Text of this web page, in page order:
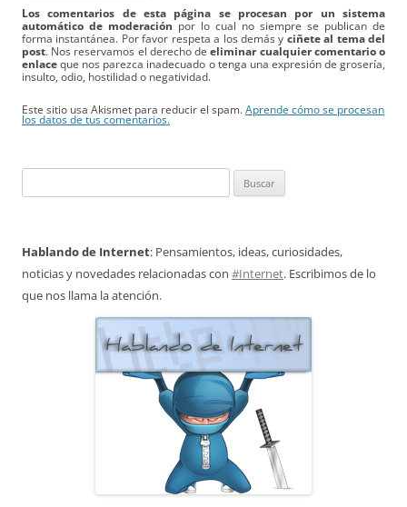
Los comentarios de esta página se procesan por un sistema
automático de moderación por lo cual no siempre se publican de
forma instantánea. Por favor respeta a los demás y ciñete al tema del
post. Nos reservamos el derecho deeliminar cualquier comentario o
enlace que nos parezca inadecuado o tenga una expresión de grosería,
insulto, odio, hostilidad o negatividad.
Este sitio usa Akismet para reducir el spam. Aprende cómo se procesan
los datos de tus comentarios.
Hablando de Internet: Pensamientos, ideas, curiosidades,
noticias y novedades relacionadas con #Internet. Escribimos de lo
que nos llama la atención.